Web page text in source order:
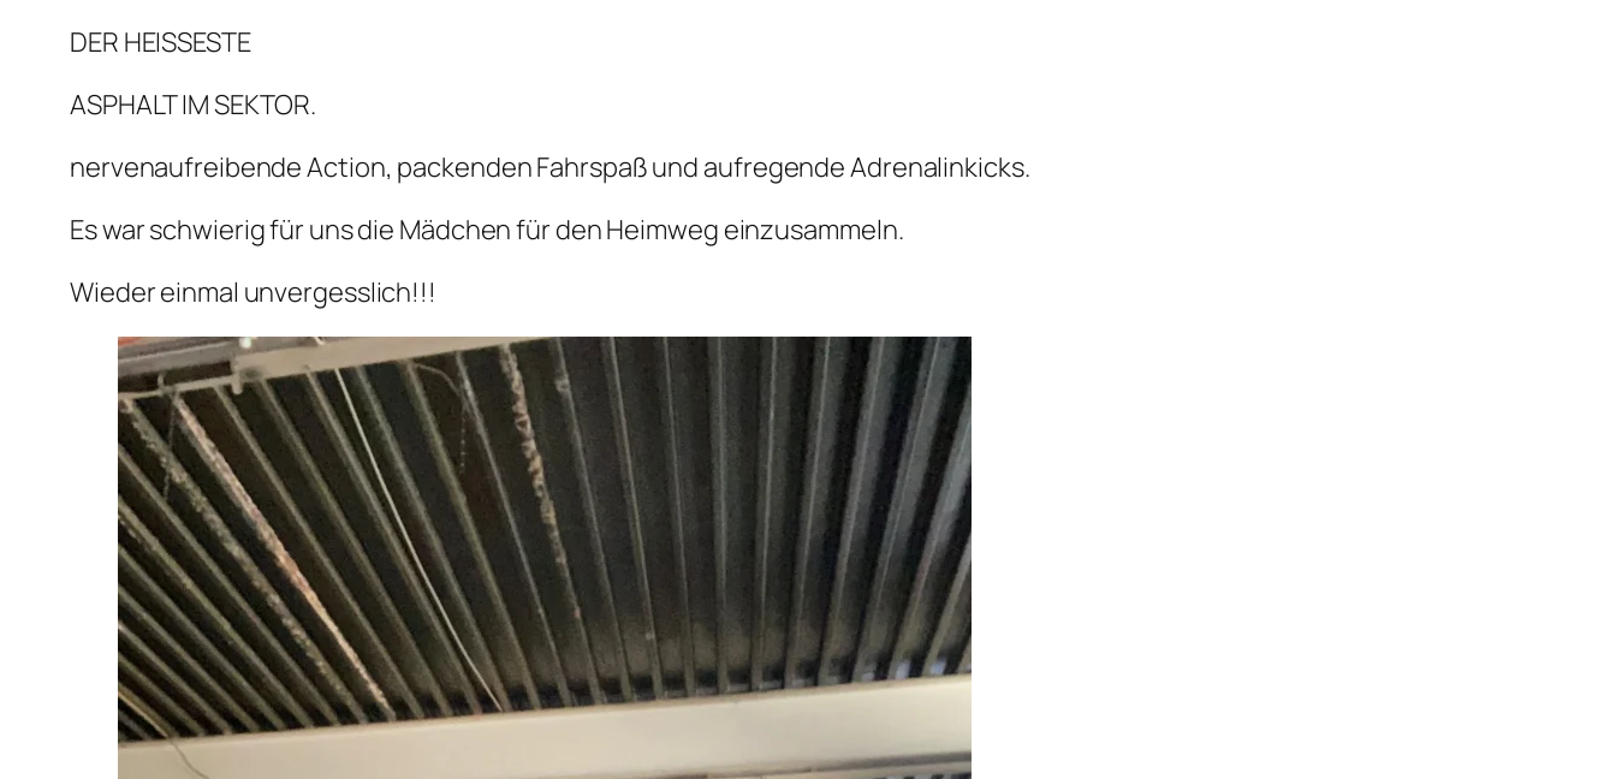
DER HEISSESTE
ASPHALT IM SEKTOR.
nervenaufreibende Action, packenden Fahrspaß und aufregende Adrenalinkicks.
Es war schwierig für uns die Mädchen für den Heimweg einzusammeln.
Wieder einmal unvergesslich!!!